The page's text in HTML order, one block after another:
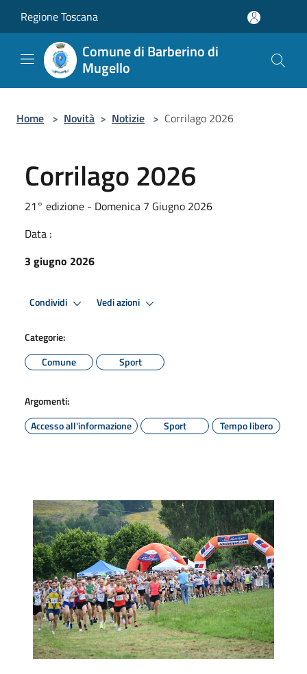
Regione Toscana
Comune di Barberino di
Mugello
Home > Novità > Notizie > Corrilago 2026
Corrilago 2026
21° edizione - Domenica 7 Giugno 2026
Data :
3 giugno 2026
Condividi Vedi azioni
Categorie:
Comune
Sport
Argomenti:
Accesso all'informazione
Sport Tempo libero